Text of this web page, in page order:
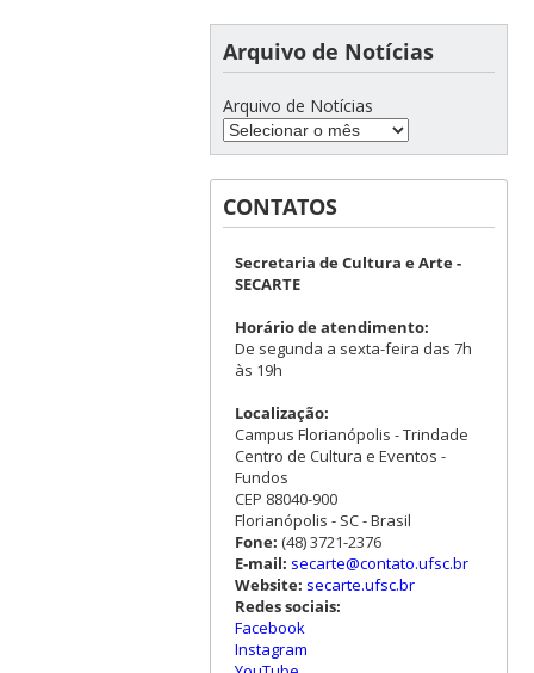
Arquivo de Notícias
Arquivo de Notícias
CONTATOS
Secretaria de Cultura e Arte -
SECARTE
Horário de atendimento:
De segunda a sexta-feira das 7h
às 19h
Localização:
Campus Florianópolis - Trindade
Centro de Cultura e Eventos -
Fundos
CEP 88040-900
Florianópolis - SC - Brasil
Fone: (48) 3721-2376
E-mail: secarte@contato.ufsc.br
Website: secarte.ufsc.br
Redes sociais:
Facebook
Instagram